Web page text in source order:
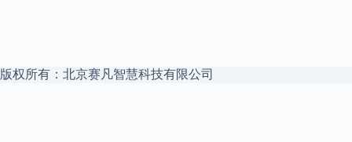
版权所有：北京赛凡智慧科技有限公司